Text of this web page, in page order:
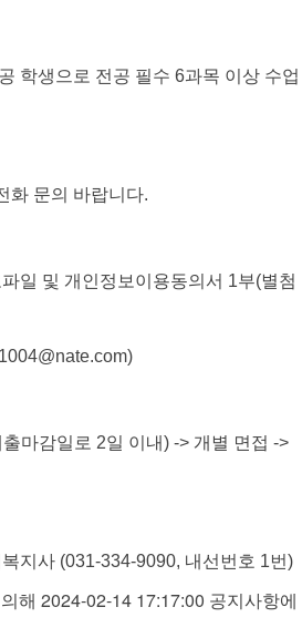
학생으로 전공 필수 6과목 이상 수업
화 문의 바랍니다.
일 및 개인정보이용동의서 1부(별첨
마감일로 2일 이내) -> 개별 면접 ->
지사 (031-334-9090, 내선번호 1번)
해 2024-02-14 17:17:00 공지사항에